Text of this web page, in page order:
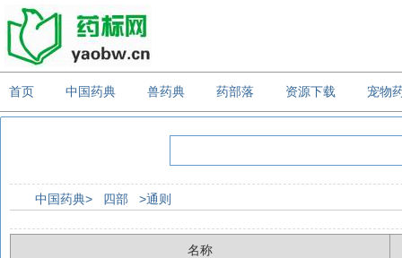
首页 中国药典 兽药典 药部落 资源下载 宠物
中国药典> 四部 >通则
名称